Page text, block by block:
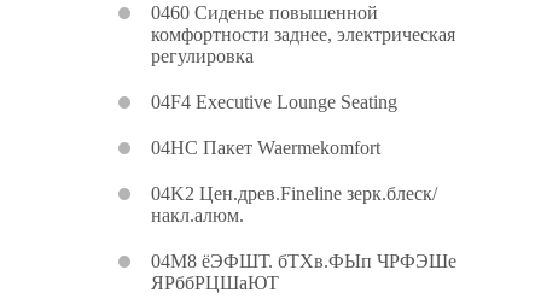
0460 Сиденье повышенной
комфортности заднее, электрическая
регулировка
04F4 Executive Lounge Seating
04HC Пакет Waermekomfort
04K2 Цен.древ.Fineline зерк.блеск/
накл.алюм.
04M8 ёЭФШТ. бТХв.ФЫп ЧРФЭШе
ЯРббРЦШаЮТ